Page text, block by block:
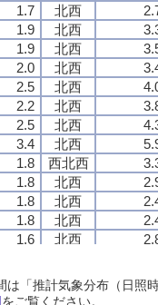
1.7 北西
1.9 北西
1.9 北西
2.0 北西
2.5 北西
2.2 北西
2.5 北西
3.4 北西
1.8 西北西
1.8 北西
1.8 北西
1.8 北西
1.6 北西
1.9 北西
1.6 北西
1.7 北西
1.9 北西
1.9 北西
2.0 北西
2.5 北西
2.2 北西
2.5 北西
3.4 北西
1.8 西北西
1.8 北西
1.8 北西
1.8 北西
1.6 北西
1.9 北西
1.6 北西
1.7 北西
1.9 北西
1.9 北西
2.0 北西
2.5 北西
2.2 北西
2.5 北西
3.4 北西
1.8 西北西
1.8 北西
1.8 北西
1.8 北西
1.6 北西
1.9 北西
1.6 北西
1.7 北西
1.9 北西
1.9 北西
2.0 北西
2.5 北西
2.2 北西
2.5 北西
3.4 北西
1.8 西北西
1.8 北西
1.8 北西
1.8 北西
1.6 北西
1.9 北西
1.6 北西
「推計気象分布（日照
をご覧ください。